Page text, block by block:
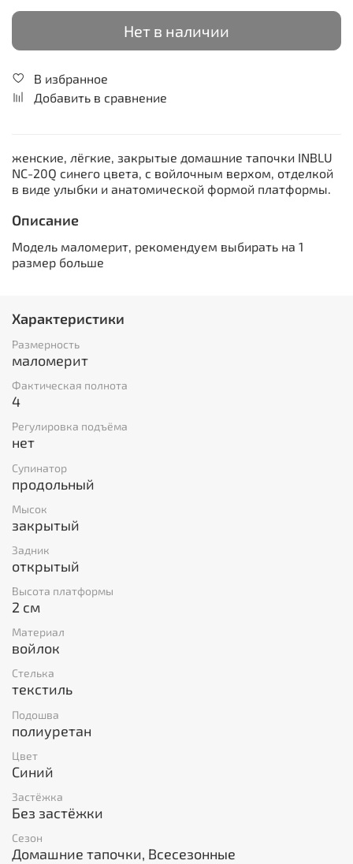
Нет в наличии
В избранное
Добавить в сравнение
женские, лёгкие, закрытые домашние тапочки INBLU
NC-20Q синего цвета, c войлочным верхом, отделкой
в виде улыбки и анатомической формой платформы.
Описание
Модель маломерит, рекомендуем выбирать на 1
размер больше
Характеристики
Размерность
маломерит
Фактическая полнота
4
Регулировка подъёма
нет
Супинатор
продольный
Мысок
закрытый
Задник
открытый
Высота платформы
2 см
Материал
войлок
Стелька
текстиль
Подошва
полиуретан
Цвет
Синий
Застёжка
Без застёжки
Сезон
Домашние тапочки, Всесезонные